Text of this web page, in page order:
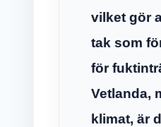
vilket gör
tak som
för
Vetlanda,
klimat, är